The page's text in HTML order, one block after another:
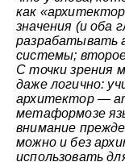
как
значения (и оба
разрабатывать
системы;
С точки зрения
даже логично:
архитектор —
метаформозе
внимание
можно и без
использовать